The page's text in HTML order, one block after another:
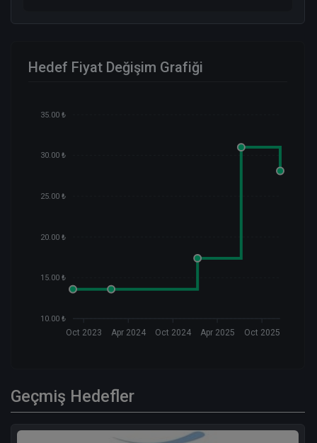
Hedef Fiyat Değişim Grafiği
35.00 ₺
30.00 ₺
25.00 ₺
20.00 ₺
15.00 ₺
10.00 ₺
Oct 2023 Apr 2024 Oct 2024 Apr 2025 Oct 2025
Geçmiş Hedefler